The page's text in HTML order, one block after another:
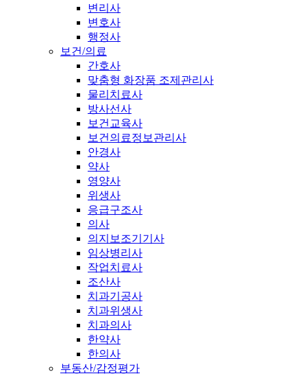
변리사
변호사
행정사
보건/의료
간호사
맞춤형 화장품 조제관리사
물리치료사
방사선사
보건교육사
보건의료정보관리사
안경사
약사
영양사
위생사
응급구조사
의사
의지보조기기사
임상병리사
작업치료사
조산사
치과기공사
치과위생사
치과의사
한약사
한의사
부동산/감정평가